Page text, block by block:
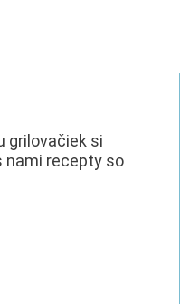
grilovačiek si
recepty so